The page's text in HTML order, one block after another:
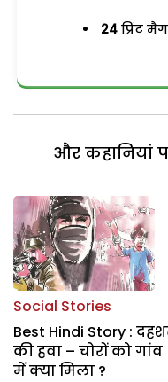
24 प्रिंट
और कहानियां
Social Stories
Best Hindi Story :
की हवा – चोरों को गांव
में क्या मिला ?